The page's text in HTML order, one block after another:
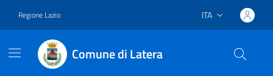
Regione Lazio Lingua attiva:
ITA
Comune di Latera